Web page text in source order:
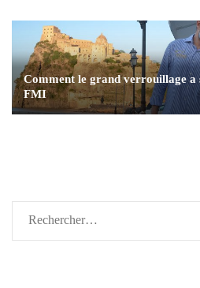
Comment le grand verrouillage a
FMI
Rechercher :